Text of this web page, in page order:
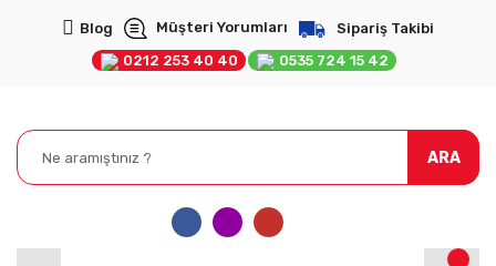
Blog Müşteri Yorumları
Sipariş Takibi
0212 253 40 40
0535 724 15 42
ARA